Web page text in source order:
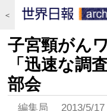
＜
子宮頸がん
「迅速な調
部会
編集局 2013/5/